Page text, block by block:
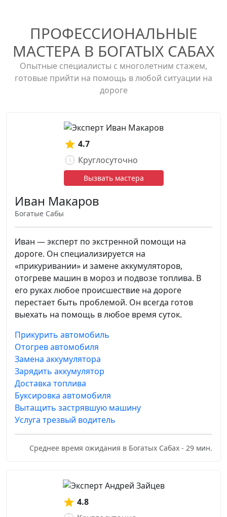
ПРОФЕССИОНАЛЬНЫЕ
МАСТЕРА В БОГАТЫХ САБАХ
Опытные специалисты с многолетним стажем,
готовые прийти на помощь в любой ситуации на
дороге
4.7
Круглосуточно
Вызвать мастера
Иван Макаров
Богатые Сабы
Иван — эксперт по экстренной помощи на
дороге. Он специализируется на
«прикуривании» и замене аккумуляторов,
отогреве машин в мороз и подвозе топлива. В
его руках любое происшествие на дороге
перестает быть проблемой. Он всегда готов
выехать на помощь в любое время суток.
Прикурить автомобиль
Отогрев автомобиля
Замена аккумулятора
Зарядить аккумулятор
Доставка топлива
Буксировка автомобиля
Вытащить застрявшую машину
Услуга трезвый водитель
Среднее время ожидания в Богатых Сабах - 29 мин.
4.8